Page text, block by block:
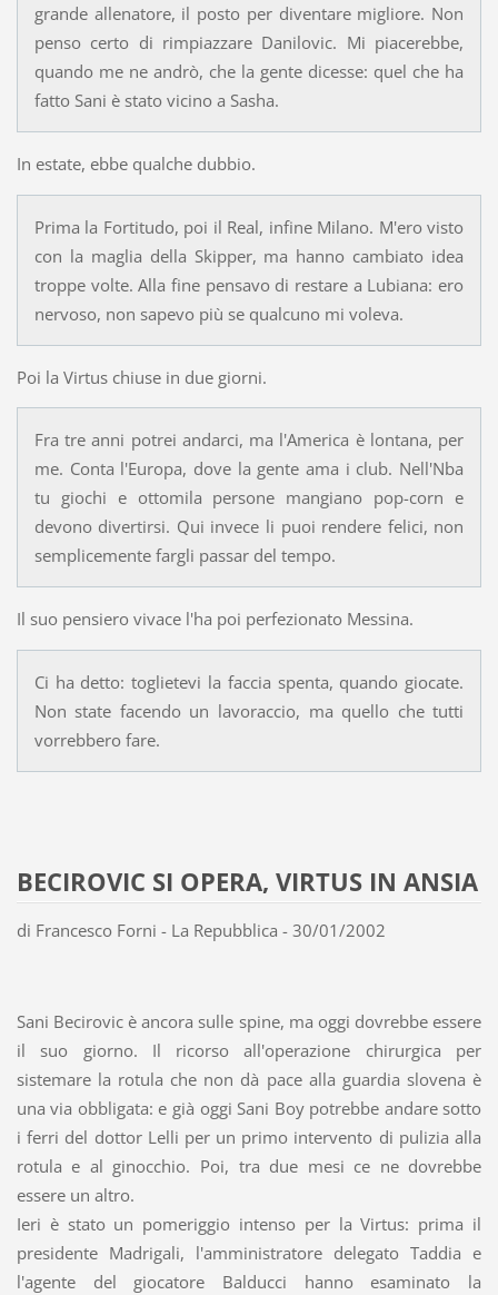
grande allenatore, il posto per diventare migliore. Non
penso certo di rimpiazzare Danilovic. Mi piacerebbe,
quando me ne andrò, che la gente dicesse: quel che ha
fatto Sani è stato vicino a Sasha.
In estate, ebbe qualche dubbio.
Prima la Fortitudo, poi il Real, infine Milano. M'ero visto
con la maglia della Skipper, ma hanno cambiato idea
troppe volte. Alla fine pensavo di restare a Lubiana: ero
nervoso, non sapevo più se qualcuno mi voleva.
Poi la Virtus chiuse in due giorni.
Fra tre anni potrei andarci, ma l'America è lontana, per
me. Conta l'Europa, dove la gente ama i club. Nell'Nba
tu giochi e ottomila persone mangiano pop-corn e
devono divertirsi. Qui invece li puoi rendere felici, non
semplicemente fargli passar del tempo.
Il suo pensiero vivace l'ha poi perfezionato Messina.
Ci ha detto: toglietevi la faccia spenta, quando giocate.
Non state facendo un lavoraccio, ma quello che tutti
vorrebbero fare.
BECIROVIC SI OPERA, VIRTUS IN ANSIA
di Francesco Forni - La Repubblica - 30/01/2002
Sani Becirovic è ancora sulle spine, ma oggi dovrebbe essere
il suo giorno. Il ricorso all'operazione chirurgica per
sistemare la rotula che non dà pace alla guardia slovena è
una via obbligata: e già oggi Sani Boy potrebbe andare sotto
i ferri del dottor Lelli per un primo intervento di pulizia alla
rotula e al ginocchio. Poi, tra due mesi ce ne dovrebbe
essere un altro.
Ieri è stato un pomeriggio intenso per la Virtus: prima il
presidente Madrigali, l'amministratore delegato Taddia e
l'agente del giocatore Balducci hanno esaminato la